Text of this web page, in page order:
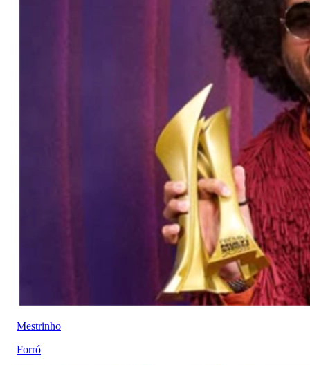
Mestrinho
Forró